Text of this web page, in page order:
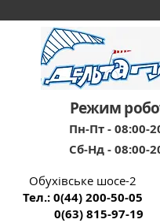
Режим
Пн-Пт - 08:00-
Сб-Нд - 08:00-
Обухівське шосе-2
Тел.:0(44) 200-50-05
0(63) 815-97-19